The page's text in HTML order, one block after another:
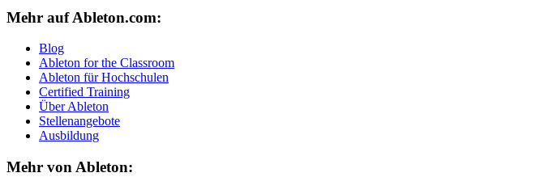
Mehr auf Ableton.com:
Blog
Ableton for the Classroom
Ableton für Hochschulen
Certified Training
Über Ableton
Stellenangebote
Ausbildung
Mehr von Ableton: